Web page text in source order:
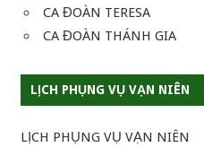
CA ĐOÀN TERESA
CA ĐOÀN THÁNH GIA
LỊCH PHỤNG VỤ VẠN NIÊN
LỊCH PHỤNG VỤ VẠN NIÊN